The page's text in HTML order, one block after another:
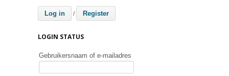
Log in / Register
LOGIN STATUS
Gebruikersnaam of e-mailadres